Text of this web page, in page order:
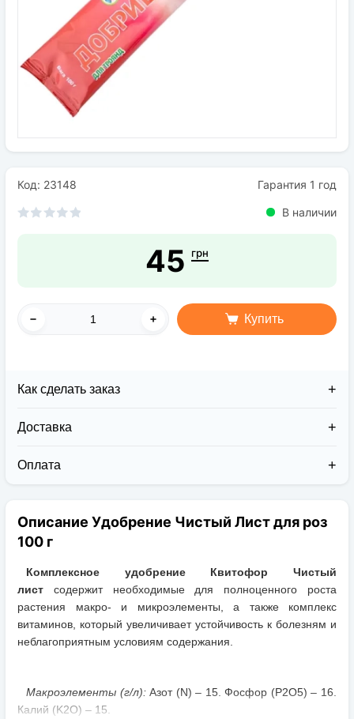
Семена
Удобрения
Код: 23148 Гарантия 1 год
В наличии
45 грн
Купить
Как сделать заказ
Доставка
курьерскими службами:
транспортировки вплоть до 14 дней (с учётом
хранения на складе).
Оплата
На карту приват банка перед отправкой;
По выставленному счёту (реквизитам
юридического лица);
Описание Удобрение Чистый Лист для роз
100 г
Комплексное удобрение Квитофор Чистый
лист содержит необходимые для полноценного роста
растения макро- и микроэлементы, а также комплекс
витаминов, который увеличивает устойчивость к болезням и
неблагоприятным условиям содержания.
Макроэлементы (г/л):Азот (N) – 15. Фосфор (P2О5) – 16.
Калий (K2О) – 15.